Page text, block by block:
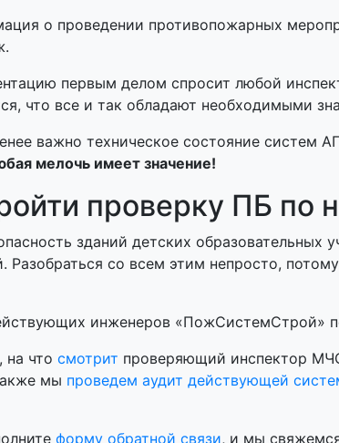
о проведении противопожарных
первым делом спросит любой
что все и так обладают необходимыми
важно техническое состояние систем
мелочь имеет значение!
проверку ПБ по
зданий детских
Разобраться со всем этим непросто,
инженеров «ПожСистемСтрой»
на что смотрит проверяющий инспектор
мы проведем аудит действующей
форму обратной связи, и мы